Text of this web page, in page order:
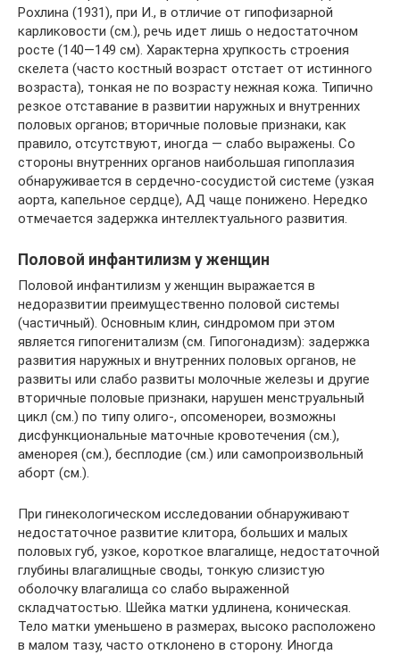
Рохлина (1931), при И., в отличие от гипофизарной
карликовости (см.), речь идет лишь о недостаточном
росте (140—149 см). Характерна хрупкость строения
скелета (часто костный возраст отстает от истинного
возраста), тонкая не по возрасту нежная кожа. Типично
резкое отставание в развитии наружных и внутренних
половых органов; вторичные половые признаки, как
правило, отсутствуют, иногда — слабо выражены. Со
стороны внутренних органов наибольшая гипоплазия
обнаруживается в сердечно-сосудистой системе (узкая
аорта, капельное сердце), АД чаще понижено. Нередко
отмечается задержка интеллектуального развития.
Половой инфантилизм у женщин
Половой инфантилизм у женщин выражается в
недоразвитии преимущественно половой системы
(частичный). Основным клин, синдромом при этом
является гипогенитализм (см. Гипогонадизм): задержка
развития наружных и внутренних половых органов, не
развиты или слабо развиты молочные железы и другие
вторичные половые признаки, нарушен менструальный
цикл (см.) по типу олиго-, опсоменореи, возможны
дисфункциональные маточные кровотечения (см.),
аменорея (см.), бесплодие (см.) или самопроизвольный
аборт (см.).
При гинекологическом исследовании обнаруживают
недостаточное развитие клитора, больших и малых
половых губ, узкое, короткое влагалище, недостаточной
глубины влагалищные своды, тонкую слизистую
оболочку влагалища со слабо выраженной
складчатостью. Шейка матки удлинена, коническая.
Тело матки уменьшено в размерах, высоко расположено
в малом тазу, часто отклонено в сторону. Иногда